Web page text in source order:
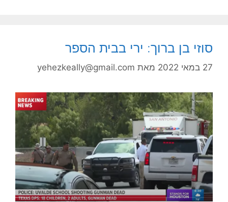
סוזי בן ברוך: ירי בבית הספר
27 במאי 2022 מאת yehezkeally@gmail.com